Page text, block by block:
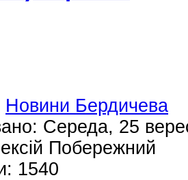
Новини Бердичева
Середа, 25
Побережний
1540